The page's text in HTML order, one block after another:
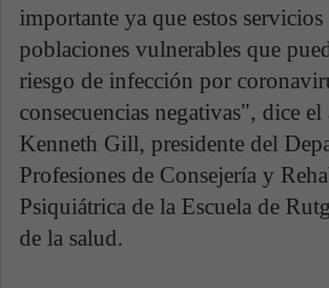
importante ya que estos servicios
poblaciones vulnerables que
riesgo de infección por
consecuencias negativas", dice
Kenneth Gill, presidente del
Profesiones de Consejería y
Psiquiátrica de la Escuela de
de la salud.